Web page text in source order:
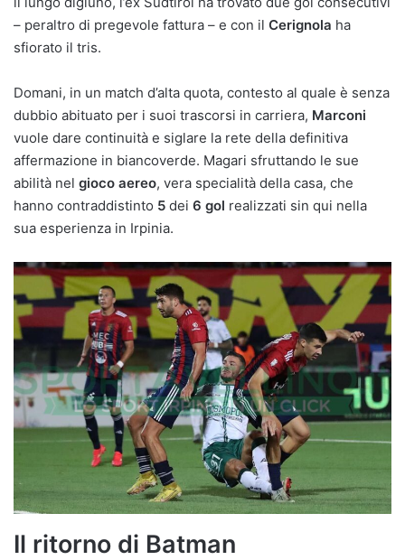
– peraltro di pregevole fattura – e con il Cerignola ha
sfiorato il tris.
Domani, in un match d’alta quota, contesto al quale è senza
dubbio abituato per i suoi trascorsi in carriera, Marconi
vuole dare continuità e siglare la rete della definitiva
affermazione in biancoverde. Magari sfruttando le sue
abilità nel gioco aereo, vera specialità della casa, che
hanno contraddistinto 5 dei 6 gol realizzati sin qui nella
sua esperienza in Irpinia.
Il ritorno di Batman